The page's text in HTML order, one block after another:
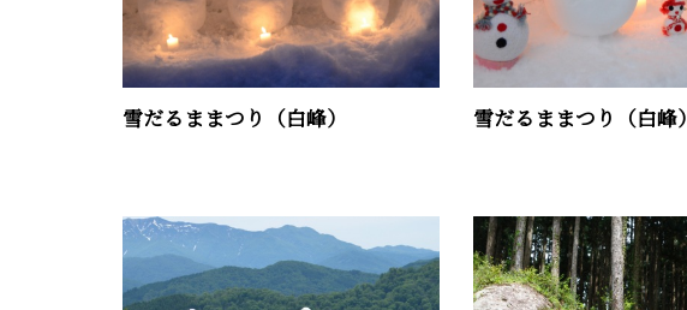
雪だるままつり（白峰） 雪だるままつり（白峰）